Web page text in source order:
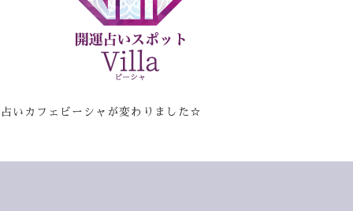
いカフェビーシャが変わりました☆